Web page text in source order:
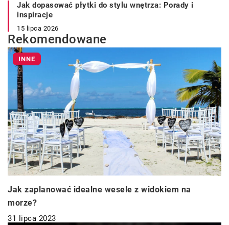
Jak dopasować płytki do stylu wnętrza: Porady i
inspiracje
15 lipca 2026
Rekomendowane
INNE
Jak zaplanować idealne wesele z widokiem na
morze?
31 lipca 2023